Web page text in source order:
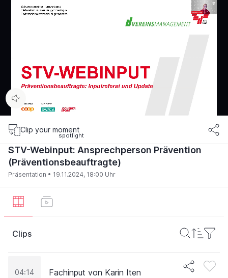
STV-Webinput: Ansprechperson Prävention
(Präventionsbeauftragte)
Präsentation • 19.11.2024, 18:00 Uhr
Clip your moment
Clips
04:14 Fachinput von Karin Iten